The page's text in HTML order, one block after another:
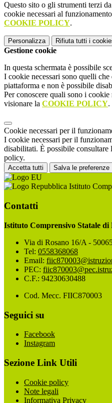
Questo sito o gli strumenti terzi
cookie necessari al
COOKIE POLICY.
Personalizza Rifiuta tutti i
Gestione cookie
In questa schermata è possibile
I cookie necessari sono quelli
piattaforma e non è possibile
Per conoscere quali sono i
visionare la COOKIE POLICY.
Cookie necessari per il
I cookie necessari per il
disabilitati. È possibile
policy.
Accetta tutti Salva le preferenze
Istituto
Contatti
Istituto Comprensivo Statale di
Via di Rosano 16/A -
Tel: 0558368068
Email:
PEC:
C.F.: 94230630488
Cod. Mecc. FIIC870003
Seguici su
Facebook
Instagram
Sezione Link Utili
Cookie policy
Note legali
Informativa Privacy